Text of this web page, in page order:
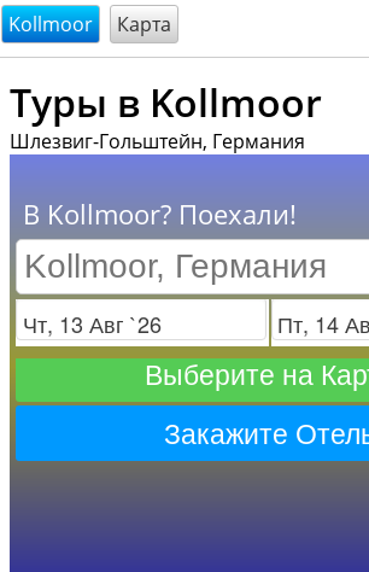
@endsectiom
Kollmoor Карта
Туры в Kollmoor
Шлезвиг-Гольштейн, Германия
В Kollmoor? Поехали!
Заезд Отъезд
Выберите на
Закажите